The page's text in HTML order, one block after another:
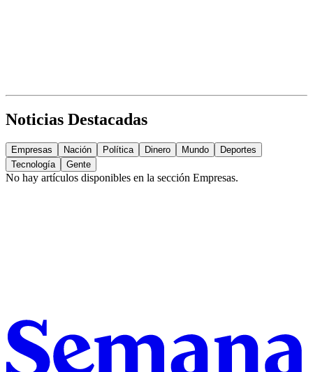
Noticias Destacadas
Empresas Nación Política Dinero Mundo
Deportes
Tecnología
Gente
No hay artículos disponibles en la sección Empresas.